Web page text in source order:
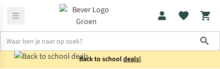
Back to schooldeals!